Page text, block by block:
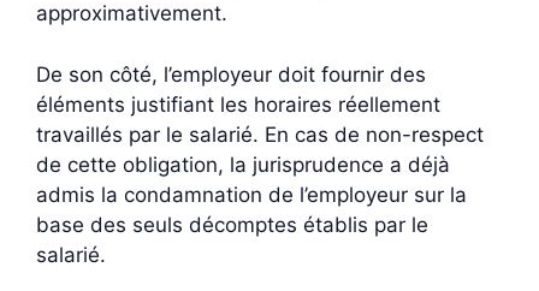
approximativement.
De son côté, l’employeur doit fournir des
éléments justifiant les horaires réellement
travaillés par le salarié. En cas de non-respect
de cette obligation, la jurisprudence a déjà
admis la condamnation de l’employeur sur la
base des seuls décomptes établis par le
salarié.